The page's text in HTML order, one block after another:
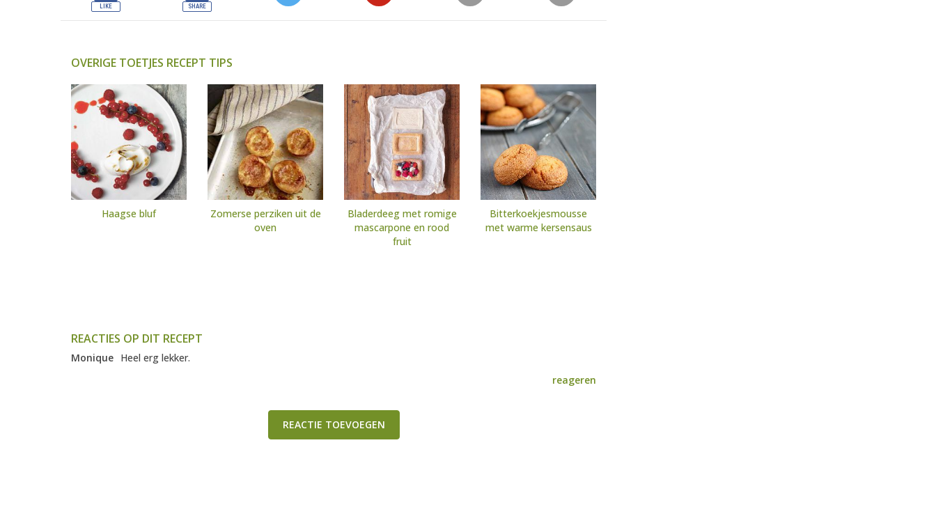
OVERIGE TOETJES RECEPT TIPS
Haagse bluf
Zomerse perziken uit de
oven
Bladerdeeg met romige
mascarpone en rood
fruit
Bitterkoekjesmousse
met warme kersensaus
REACTIES OP DIT RECEPT
Monique Heel erg lekker.
reageren
REACTIE TOEVOEGEN